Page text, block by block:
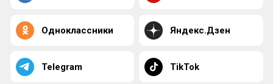
Одноклассники Яндекс.Дзен
Telegram TikTok